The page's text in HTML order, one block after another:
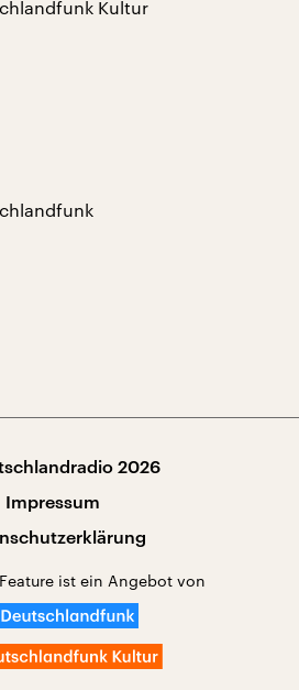
Kultur
2026
Impressum
ist ein Angebot von